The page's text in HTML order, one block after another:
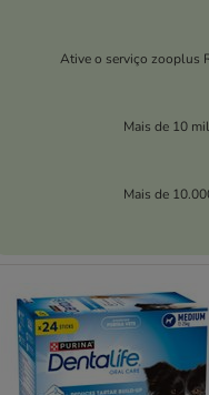
Ative o serviço zooplus
Mais de 10
Mais de